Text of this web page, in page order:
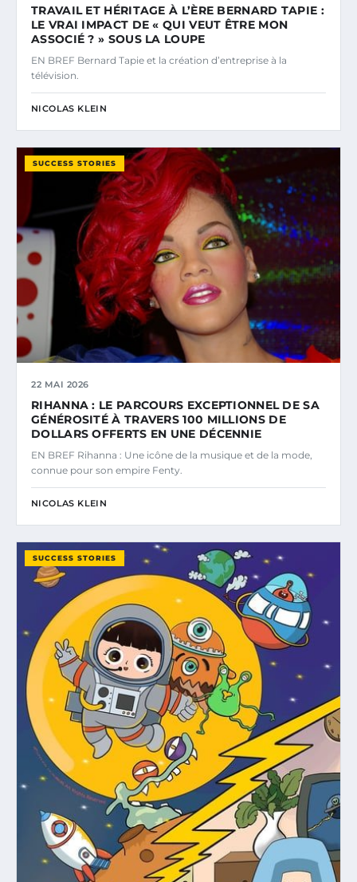
TRAVAIL ET HÉRITAGE À L’ÈRE BERNARD TAPIE :
LE VRAI IMPACT DE « QUI VEUT ÊTRE MON
ASSOCIÉ ? » SOUS LA LOUPE
EN BREF Bernard Tapie et la création d’entreprise à la
télévision.
NICOLAS KLEIN
SUCCESS STORIES
22 MAI 2026
RIHANNA : LE PARCOURS EXCEPTIONNEL DE SA
GÉNÉROSITÉ À TRAVERS 100 MILLIONS DE
DOLLARS OFFERTS EN UNE DÉCENNIE
EN BREF Rihanna : Une icône de la musique et de la mode,
connue pour son empire Fenty.
NICOLAS KLEIN
SUCCESS STORIES